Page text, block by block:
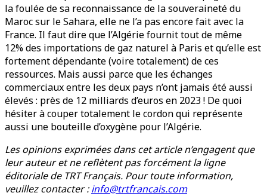
la foulée de sa reconnaissance de la souveraineté du
Maroc sur le Sahara, elle ne l’a pas encore fait avec la
France. Il faut dire que l’Algérie fournit tout de même
12% des importations de gaz naturel à Paris et qu’elle est
fortement dépendante (voire totalement) de ces
ressources. Mais aussi parce que les échanges
commerciaux entre les deux pays n’ont jamais été aussi
élevés : près de 12 milliards d’euros en 2023 ! De quoi
hésiter à couper totalement le cordon qui représente
aussi une bouteille d’oxygène pour l’Algérie.
Les opinions exprimées dans cet article n’engagent que
leur auteur et ne reflètent pas forcément la ligne
éditoriale de TRT Français. Pour toute information,
veuillez contacter :info@trtfrancais.com